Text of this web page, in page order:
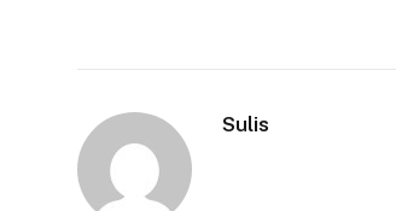
Sulis